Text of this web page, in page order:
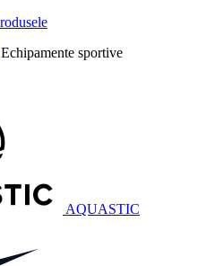
Echipamente sportive
AQUASTIC